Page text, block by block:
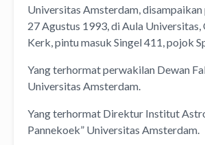
Universitas Amsterdam, disampaikan
27 Agustus 1993, di Aula Universitas,
Kerk, pintu masuk Singel 411, pojok
Yang terhormat perwakilan Dewan
Universitas Amsterdam.
Yang terhormat Direktur Institut
Pannekoek” Universitas Amsterdam.